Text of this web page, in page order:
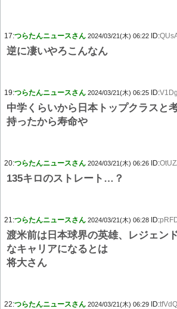
17:つらたんニュースさん 2024/03/21(木) 06:22 ID:
逆に凄いやろこんなん
19:つらたんニュースさん 2024/03/21(木) 06:25 ID:
中学くらいから日本トップクラスと
持ったから寿命や
20:つらたんニュースさん 2024/03/21(木) 06:26 ID:
135キロのストレート…？
21:つらたんニュースさん 2024/03/21(木) 06:28 ID:
渡米前は日本球界の英雄、レジェン
なキャリアになるとは
将大さん
22:つらたんニュースさん 2024/03/21(木) 06:29 ID: